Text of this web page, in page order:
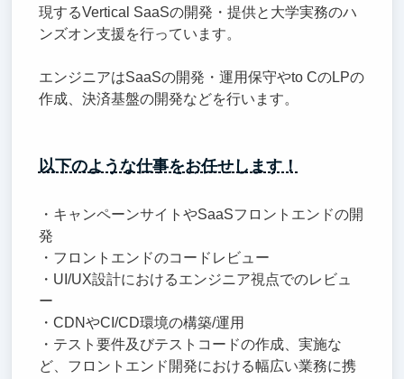
現するVertical SaaSの開発・提供と大学実務のハ
ンズオン支援を行っています。
エンジニアはSaaSの開発・運用保守やto CのLPの
作成、決済基盤の開発などを行います。
以下のような仕事をお任せします！
・キャンペーンサイトやSaaSフロントエンドの開
発
・フロントエンドのコードレビュー
・UI/UX設計におけるエンジニア視点でのレビュ
ー
・CDNやCI/CD環境の構築/運用
・テスト要件及びテストコードの作成、実施な
ど、フロントエンド開発における幅広い業務に携